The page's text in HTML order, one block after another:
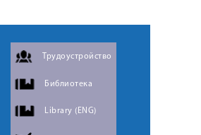
Трудоустройство
Библиотека
Library (ENG)